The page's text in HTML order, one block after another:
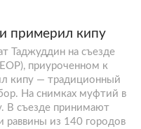
примерил кипу
Таджуддин на съезде
приуроченном к
кипу — традиционный
На снимках муфтий в
В съезде принимают
раввины из 140 городов